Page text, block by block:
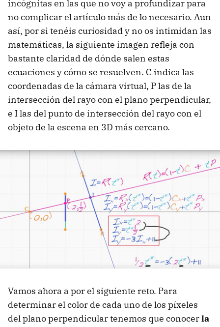
incógnitas en las que no voy a profundizar para
no complicar el artículo más de lo necesario. Aun
así, por si tenéis curiosidad y no os intimidan las
matemáticas, la siguiente imagen refleja con
bastante claridad de dónde salen estas
ecuaciones y cómo se resuelven. C indica las
coordenadas de la cámara virtual, P las de la
intersección del rayo con el plano perpendicular,
e I las del punto de intersección del rayo con el
objeto de la escena en 3D más cercano.
Vamos ahora a por el siguiente reto. Para
determinar el color de cada uno de los píxeles
del plano perpendicular tenemos que conocerla